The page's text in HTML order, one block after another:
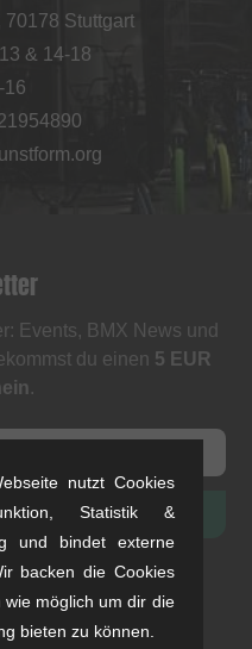
70178 Stuttgart
& 14-18
16
Events, BMX News und
du einen 5 EUR
.
(jederzeit
)
nutzt Cookies
Statistik &
und bindet externe
backen die Cookies
möglich um dir die
bieten zu können.